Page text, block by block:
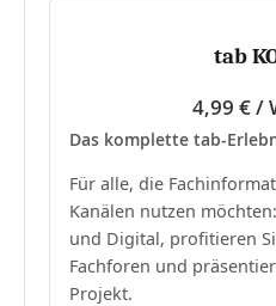
tab
4,99 € /
Das komplette tab-
Für alle, die
Kanälen nutzen
und Digital, profitieren
Fachforen und
Projekt.